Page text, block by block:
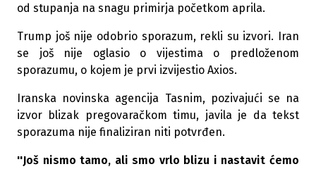
od stupanja na snagu primirja početkom aprila.
Trump još nije odobrio sporazum, rekli su izvori. Iran
se još nije oglasio o vijestima o predloženom
sporazumu, o kojem je prvi izvijestio Axios.
Iranska novinska agencija Tasnim, pozivajući se na
izvor blizak pregovaračkom timu, javila je da tekst
sporazuma nije finaliziran niti potvrđen.
''Još nismo tamo, ali smo vrlo blizu i nastavit ćemo